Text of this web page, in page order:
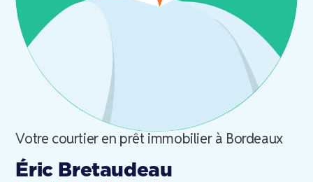
Votre courtier en prêt immobilier à Bordeaux
Éric Bretaudeau